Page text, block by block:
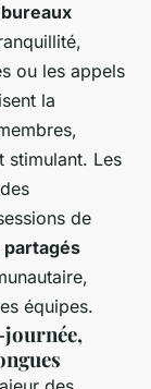
bureaux
ou les appels
la
stimulant. Les
de
partagés
équipes.
journée,